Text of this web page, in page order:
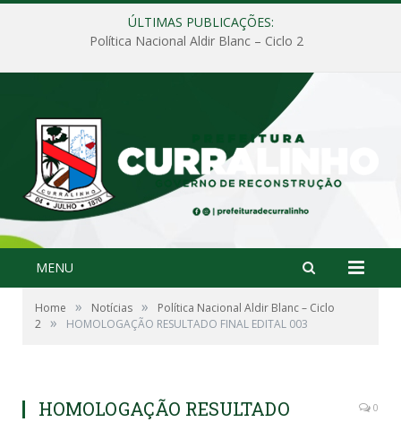
ÚLTIMAS PUBLICAÇÕES:
Política Nacional Aldir Blanc – Ciclo 2
MENU
Home » Notícias »
Política Nacional Aldir Blanc – Ciclo
2 » HOMOLOGAÇÃO RESULTADO FINAL EDITAL 003
HOMOLOGAÇÃO RESULTADO
0